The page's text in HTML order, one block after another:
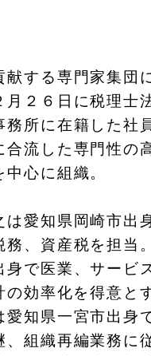
する専門家集団
月２６日に税理士
務所に在籍した社
合流した専門性の
心に組織。
愛知県岡崎市出
務、資産税を担当
身で医業、サービ
の効率化を得意と
愛知県一宮市出身
、組織再編業務に